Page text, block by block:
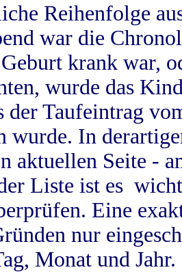
Reihenfolge
war die
krank war,
wurde das
der Taufeintrag
wurde. In
aktuellen Seite -
Liste ist es
Eine
nur
Monat und Jahr.